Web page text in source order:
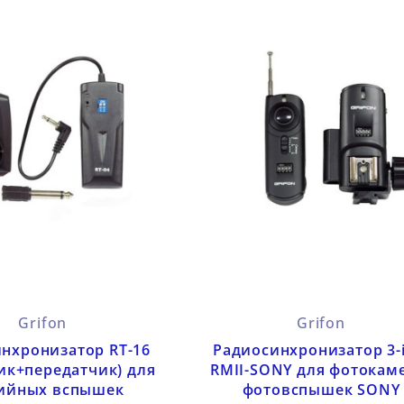
Grifon
RT-16
для
вспышек
Grifon
Радиосинхронизатор
RMII-SONY для
фотовспышек SONY